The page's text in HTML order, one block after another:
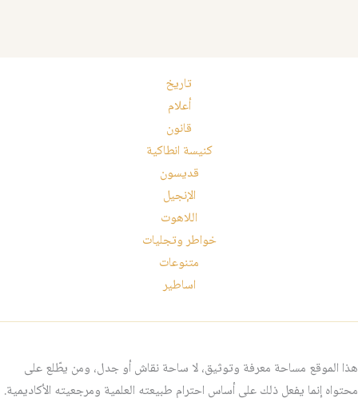
تاريخ
أعلام
قانون
كنيسة انطاكية
قديسون
الإنجيل
اللاهوت
خواطر وتجليات
متنوعات
اساطير
هذا الموقع مساحة معرفة وتوثيق، لا ساحة نقاش أو جدل، ومن يطّلع على
محتواه إنما يفعل ذلك على أساس احترام طبيعته العلمية ومرجعيته الأكاديمية.